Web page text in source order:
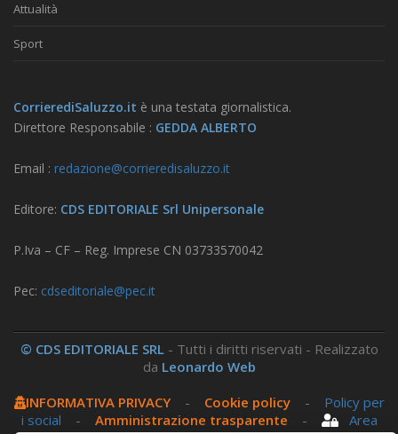
Attualità
Sport
CorrierediSaluzzo.it è una testata giornalistica.
Direttore Responsabile : GEDDA ALBERTO
Email : redazione@corrieredisaluzzo.it
Editore: CDS EDITORIALE Srl Unipersonale
P.Iva – CF – Reg. Imprese CN 03733570042
Pec: cdseditoriale@pec.it
© CDS EDITORIALE SRL - Tutti i diritti riservati - Realizzato
da Leonardo Web
INFORMATIVA PRIVACY- Cookie policy- Policy per
i social - Amministrazione trasparente -
Area